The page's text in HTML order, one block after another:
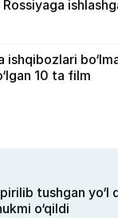
10 ta film
tushgan yo‘l
o‘qildi